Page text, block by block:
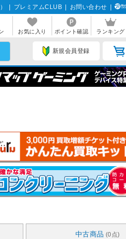
プレミアムCLUB お問い合わせ
お気に入り ポイント確認 ランキング
新規会員登録
中古商品 (0点)